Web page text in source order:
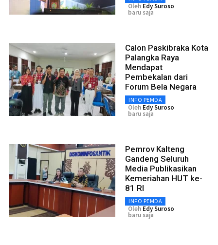
Oleh Edy Suroso
baru saja
Calon Paskibraka Kota
Palangka Raya
Mendapat
Pembekalan dari
Forum Bela Negara
INFO PEMDA
Oleh Edy Suroso
baru saja
Pemrov Kalteng
Gandeng Seluruh
Media Publikasikan
Kemeriahan HUT ke-
81 RI
INFO PEMDA
Oleh Edy Suroso
baru saja